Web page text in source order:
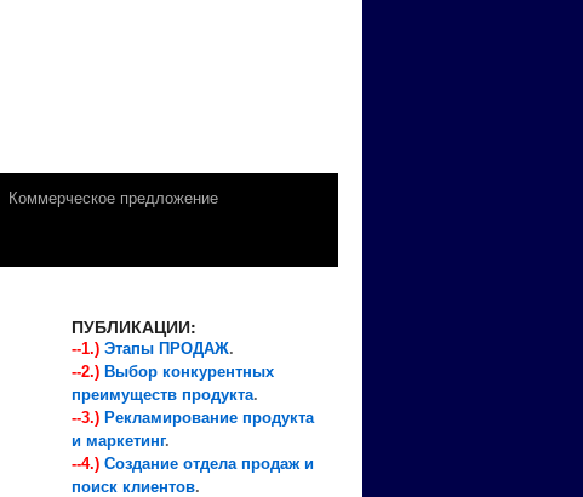
Коммерческое предложение
ПУБЛИКАЦИИ:
--1.) Этапы ПРОДАЖ.
--2.) Выбор конкурентных
преимуществ продукта.
--3.) Рекламирование продукта
и маркетинг.
--4.) Создание отдела продаж и
поиск клиентов.